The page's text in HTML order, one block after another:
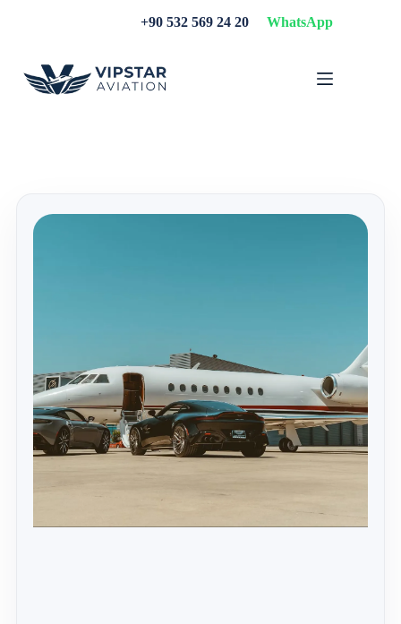
+90 532 569 24 20 WhatsApp